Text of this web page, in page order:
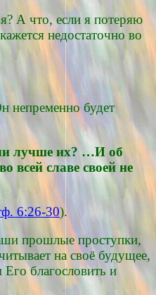
А что, если я потеряю
недостаточно во
непременно будет
лучше их? …И об
всей славе своей не
6:26-30).
прошлые проступки,
на своё будущее,
благословить и